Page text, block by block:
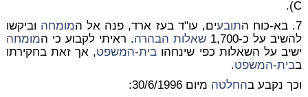
C).
7. בא-כוח ה
תובעים, עו"ד בעז ארד, פנה אל המומחה וביקשו
להשיב על כ-1,700
שאלות הבהרה. ראיתי לקבוע כי המומחה
ישיב על השאלות כפי שינחהו בית-המשפט, אך זאת בחקירתו
בבית-המשפט.
וכך נקבע בהחלטה מיום 30/6/1996: